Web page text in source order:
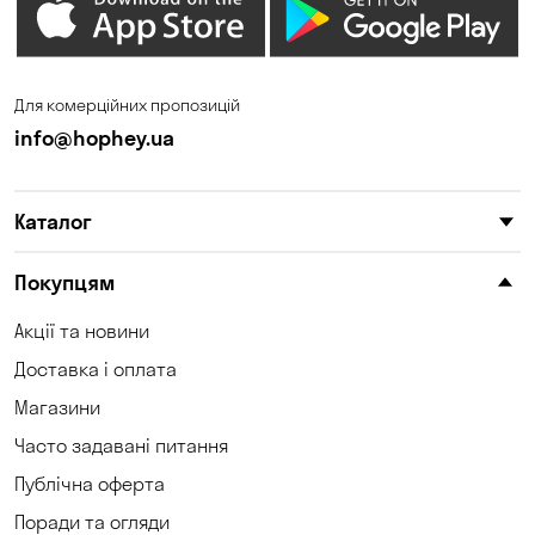
Для комерційних пропозицій
info@hophey.ua
Каталог
Покупцям
Акції та новини
Доставка і оплата
Магазини
Часто задавані питання
Публічна оферта
Поради та огляди